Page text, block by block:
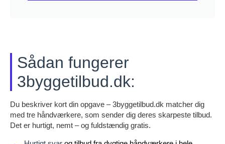
Sådan fungerer
3byggetilbud.dk:
Du beskriver kort din opgave – 3byggetilbud.dk matcher dig
med tre håndværkere, som sender dig deres skarpeste tilbud.
Det er hurtigt, nemt – og fuldstændig gratis.